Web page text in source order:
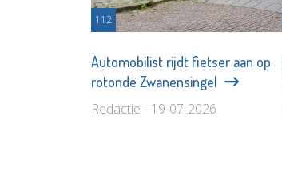
112
Automobilist rijdt fietser aan op
rotonde Zwanensingel
Redactie - 19-07-2026